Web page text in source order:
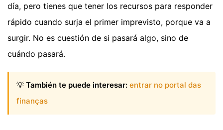
día, pero tienes que tener los recursos para responder
rápido cuando surja el primer imprevisto, porque va a
surgir. No es cuestión de si pasará algo, sino de
cuándo pasará.
💡 También te puede interesar: entrar no portal das
finanças